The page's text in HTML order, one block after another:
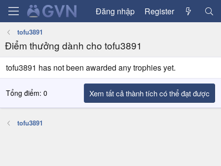
Đăng nhập Register
tofu3891
Điểm thưởng dành cho tofu3891
tofu3891 has not been awarded any trophies yet.
Tổng điểm: 0 Xem tất cả thành tích có thể đạt được
tofu3891